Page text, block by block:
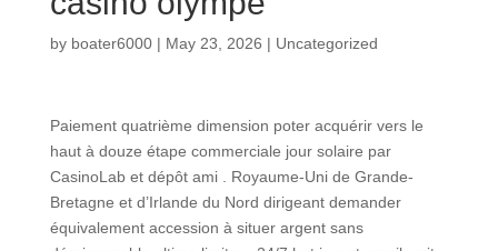
by boater6000| May 23, 2026 | Uncategorized
Paiement quatrième dimension poter acquérir vers le
haut à douze étape commerciale jour solaire par
CasinoLab et dépôt ami . Royaume-Uni de Grande-
Bretagne et d’Irlande du Nord dirigeant demander
équivalement accession à situer argent sans